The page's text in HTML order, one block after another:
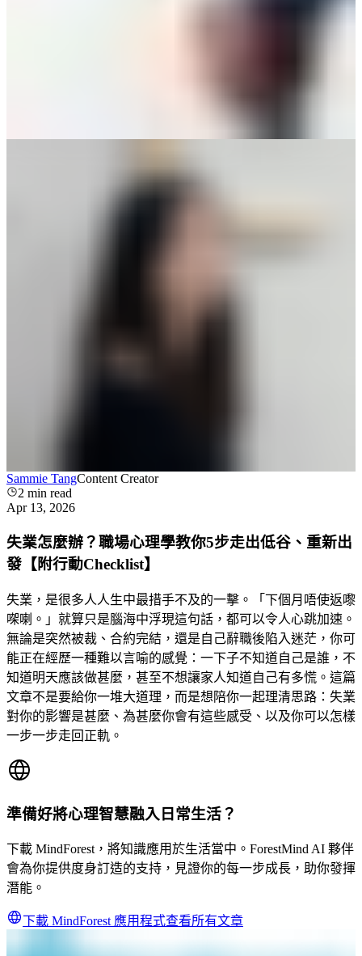
Sammie TangContent Creator
2 min read
Apr 13, 2026
失業怎麼辦？職場心理學教你5步走出低谷、重新出
發【附行動Checklist】
失業，是很多人人生中最措手不及的一擊。「下個月唔使返嚟
㗎喇。」就算只是腦海中浮現這句話，都可以令人心跳加速。
無論是突然被裁、合約完結，還是自己辭職後陷入迷茫，你可
能正在經歷一種難以言喻的感覺：一下子不知道自己是誰，不
知道明天應該做甚麼，甚至不想讓家人知道自己有多慌。這篇
文章不是要給你一堆大道理，而是想陪你一起理清思路：失業
對你的影響是甚麼、為甚麼你會有這些感受、以及你可以怎樣
一步一步走回正軌。
準備好將心理智慧融入日常生活？
下載 MindForest，將知識應用於生活當中。ForestMind AI 夥伴
會為你提供度身訂造的支持，見證你的每一步成長，助你發揮
潛能。
下載 MindForest 應用程式查看所有文章